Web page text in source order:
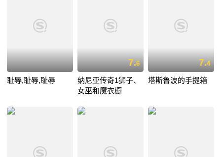
耻辱,耻辱,耻辱
7.6
纳尼亚传奇1狮子、
女巫和魔衣橱
7.4
塔斯鲁波的手提箱